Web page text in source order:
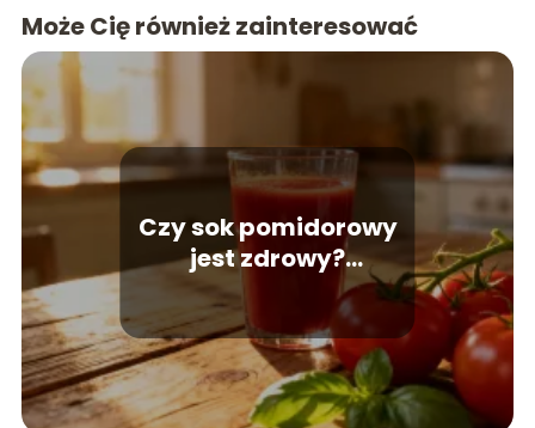
Może Cię również zainteresować
Czy sok pomidorowy
jest zdrowy?
Właściwości i wartości
odżywcze